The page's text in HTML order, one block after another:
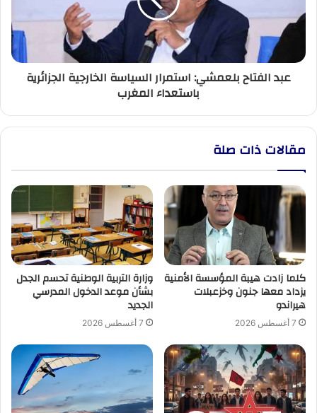
الخارجية
الجزائرية
باستعداء
المغرب
عبد الفتاح بلعمشي: استمرار السياسة الخارجية الجزائرية
باستعداء المغرب
مقالات ذات صلة
كلما زادت هيبة المؤسسة الأمنية
يزداد معها جنون وخزعبلات
هيراندو
7 أغسطس 2026
وزارة التربية الوطنية تحسم الجدل
بشأن موعد الدخول المدرسي
الجديد
7 أغسطس 2026